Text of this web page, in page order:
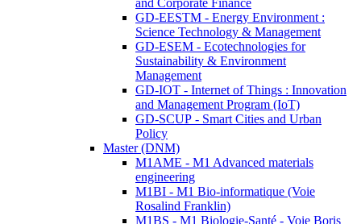
and Corporate Finance
GD-EESTM - Energy Environment :
Science Technology & Management
GD-ESEM - Ecotechnologies for
Sustainability & Environment
Management
GD-IOT - Internet of Things : Innovation
and Management Program (IoT)
GD-SCUP - Smart Cities and Urban
Policy
Master (DNM)
M1AME - M1 Advanced materials
engineering
M1BI - M1 Bio-informatique (Voie
Rosalind Franklin)
M1BS - M1 Biologie-Santé - Voie Boris